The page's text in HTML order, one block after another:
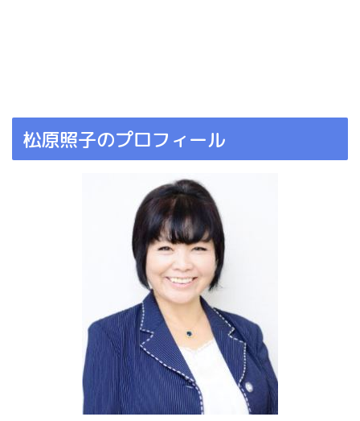
松原照子のプロフィール